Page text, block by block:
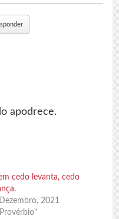
apodrece.
cedo levanta, cedo
2021